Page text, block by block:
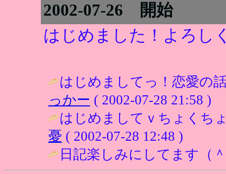
2002-07-26 開始
はじめました！よろし
はじめましてっ！恋愛の
っかー ( 2002-07-28 21:58 )
はじめましてｖちょくち
憂 ( 2002-07-28 12:48 )
日記楽しみにしてます（